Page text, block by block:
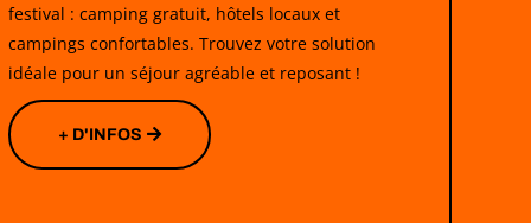
festival : camping gratuit, hôtels locaux et
campings confortables. Trouvez votre solution
idéale pour un séjour agréable et reposant !
+ D'INFOS